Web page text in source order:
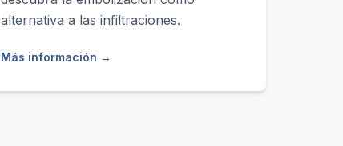
alternativa a las infiltraciones.
Más información →